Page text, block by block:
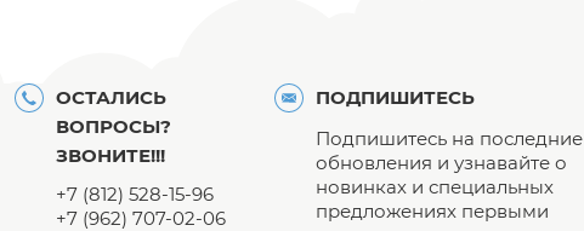
ОСТАЛИСЬ
ВОПРОСЫ?
ЗВОНИТЕ!!!
+7 (812) 528-15-96
+7 (962) 707-02-06
ПОДПИШИТЕСЬ
Подпишитесь на последние
обновления и узнавайте о
новинках и специальных
предложениях первыми